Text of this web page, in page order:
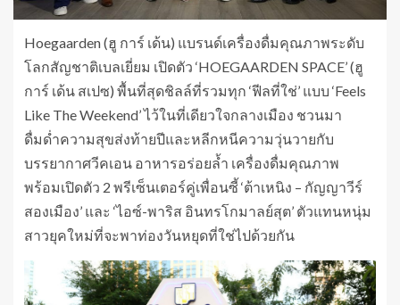
Hoegaarden (ฮู​ การ์ เด้น) แบรนด์เครื่องดื่มคุณภาพระดับ
โลกสัญชาติเบลเยี่ยม เปิดตัว ‘HOEGAARDEN SPACE’ (ฮู
การ์ เด้น สเปซ) พื้นที่สุดชิลล์ที่รวมทุก ‘ฟีลที่ใช่’ แบบ ‘Feels
Like The Weekend’ ไว้ในที่เดียวใจกลางเมือง ชวนมา
ดื่มด่ำความสุขส่งท้ายปีและหลีกหนีความวุ่นวายกับ
บรรยากาศวีคเอน อาหารอร่อยล้ำ เครื่องดื่มคุณภาพ
พร้อมเปิดตัว 2 พรีเซ็นเตอร์คู่เพื่อนซี้ ‘ต้าเหนิง – กัญญาวีร์
สองเมือง’ และ ‘ไอซ์-พาริส อินทรโกมาลย์สุต’ ตัวแทนหนุ่ม
สาวยุคใหม่ที่จะพาท่องวันหยุดที่ใช่ไปด้วยกัน